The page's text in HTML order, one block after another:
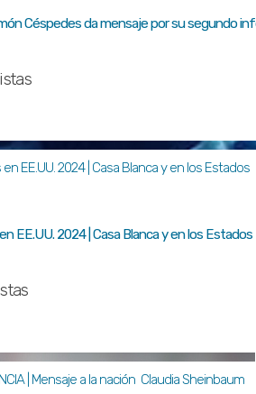
Céspedes da mensaje por su segundo
EE.UU. 2024 | Casa Blanca y en los Estados